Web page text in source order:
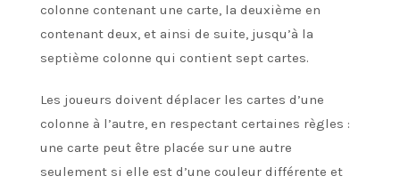
colonne contenant une carte, la deuxième en
contenant deux, et ainsi de suite, jusqu’à la
septième colonne qui contient sept cartes.
Les joueurs doivent déplacer les cartes d’une
colonne à l’autre, en respectant certaines règles :
une carte peut être placée sur une autre
seulement si elle est d’une couleur différente et